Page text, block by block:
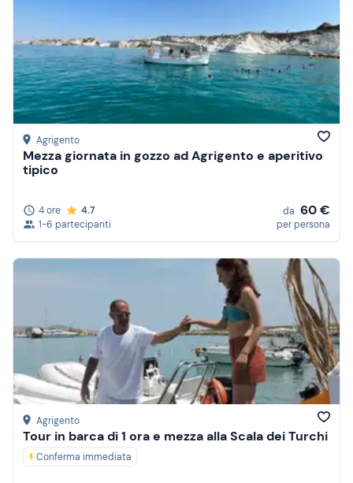
Agrigento
Mezza giornata in gozzo ad Agrigento e aperitivo
tipico
4 ore
4.7
1-6 partecipanti
da 60 €
per persona
Agrigento
Tour in barca di 1 ora e mezza alla Scala dei Turchi
Conferma immediata